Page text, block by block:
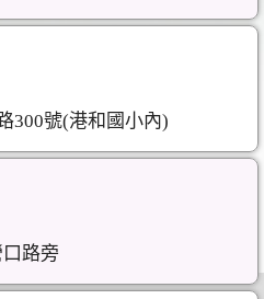
300號(港和國小內)
路旁